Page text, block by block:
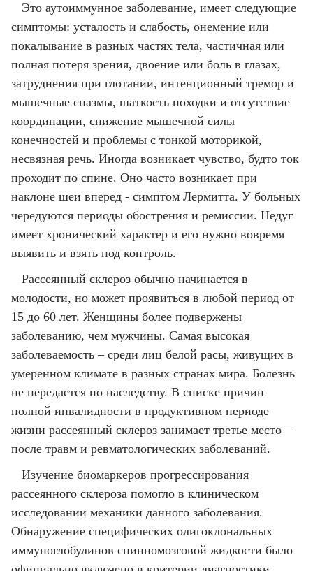
Это аутоиммунное заболевание, имеет следующие
симптомы: усталость и слабость, онемение или
покалывание в разных частях тела, частичная или
полная потеря зрения, двоение или боль в глазах,
затруднения при глотании, интенционный тремор и
мышечные спазмы, шаткость походки и отсутствие
координации, снижение мышечной силы
конечностей и проблемы с тонкой моторикой,
несвязная речь. Иногда возникает чувство, будто ток
проходит по спине. Оно часто возникает при
наклоне шеи вперед - симптом Лермитта. У больных
чередуются периоды обострения и ремиссии. Недуг
имеет хронический характер и его нужно вовремя
выявить и взять под контроль.
Рассеянный склероз обычно начинается в
молодости, но может проявиться в любой период от
15 до 60 лет. Женщины более подвержены
заболеванию, чем мужчины. Самая высокая
заболеваемость – среди лиц белой расы, живущих в
умеренном климате в разных странах мира. Болезнь
не передается по наследству. В списке причин
полной инвалидности в продуктивном периоде
жизни рассеянный склероз занимает третье место –
после травм и ревматологических заболеваний.
Изучение биомаркеров прогрессирования
рассеянного склероза помогло в клиническом
исследовании механики данного заболевания.
Обнаружение специфических олигоклональных
иммуноглобулинов спинномозговой жидкости было